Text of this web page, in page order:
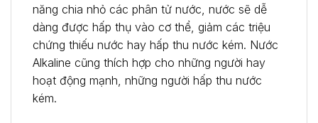
năng chia nhỏ các phân tử nước, nước sẽ dễ
dàng được hấp thụ vào cơ thể, giảm các triệu
chứng thiếu nước hay hấp thu nước kém. Nước
Alkaline cũng thích hợp cho những người hay
hoạt động mạnh, những người hấp thu nước
kém.